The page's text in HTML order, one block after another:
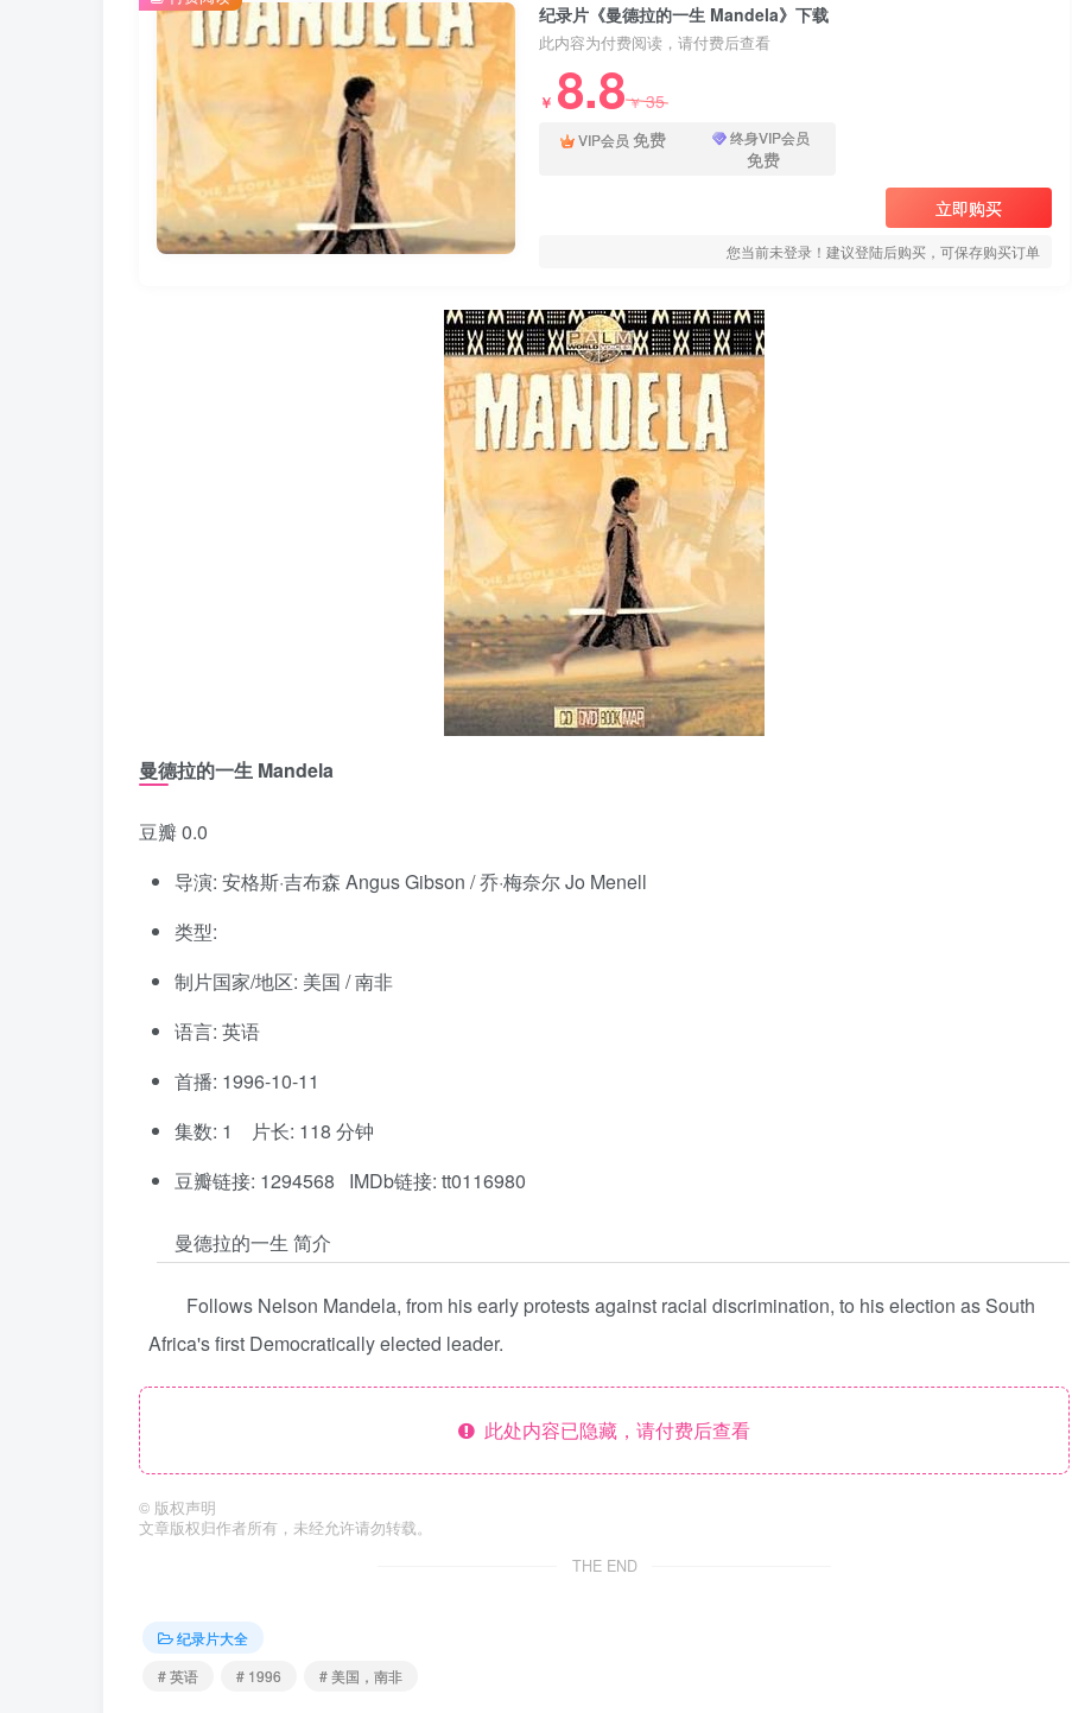
纪录片《曼德拉的一生 Mandela》下载
此内容为付费阅读，请付费后查看
￥ 8.8￥35
VIP会员 免费 终身VIP会员
免费
立即购买
您当前未登录！建议登陆后购买，可保存购买订单
曼德拉的一生 Mandela
豆瓣 0.0
导演: 安格斯·吉布森 Angus Gibson / 乔·梅奈尔 Jo Menell
类型:
制片国家/地区: 美国 / 南非
语言: 英语
首播: 1996-10-11
集数: 1 片长: 118 分钟
豆瓣链接: 1294568 IMDb链接: tt0116980
曼德拉的一生 简介
Follows Nelson Mandela, from his early protests against racial discrimination, to his election as South
Africa's first Democratically elected leader.
此处内容已隐藏，请付费后查看
© 版权声明
文章版权归作者所有，未经允许请勿转载。
THE END
纪录片大全
# 英语
# 1996 # 美国，南非